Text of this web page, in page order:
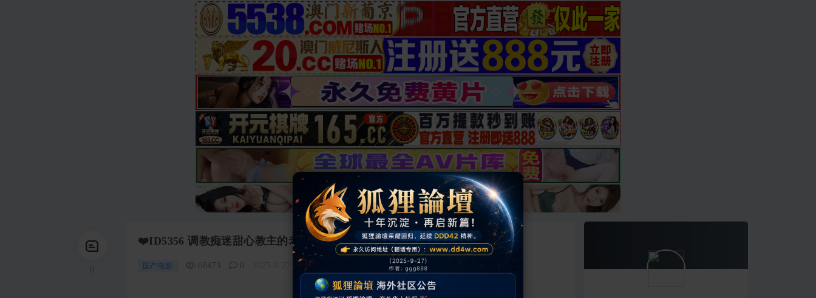
❤️ID5356 调教痴迷甜心教主的老公 #阿柒 #吴文淇 #爱豆传媒 #国产❤️
国产电影 68473 0 2025-9-27 01:04:03